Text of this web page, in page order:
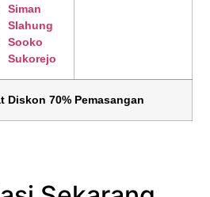
Siman
Slahung
Sooko
Sukorejo
Diskon 70% Pemasangan